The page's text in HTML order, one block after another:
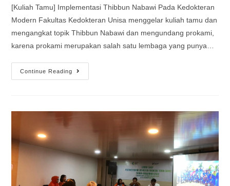
[Kuliah Tamu] Implementasi Thibbun Nabawi Pada Kedokteran
Modern Fakultas Kedokteran Unisa menggelar kuliah tamu dan
mengangkat topik Thibbun Nabawi dan mengundang prokami,
karena prokami merupakan salah satu lembaga yang punya…
Continue Reading